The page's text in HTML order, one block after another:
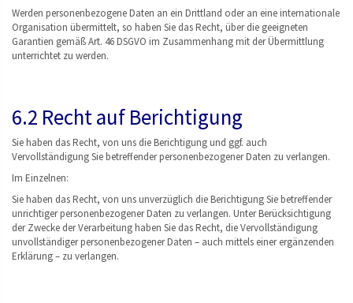
Werden personenbezogene Daten an ein Drittland oder an eine internationale
Organisation übermittelt, so haben Sie das Recht, über die geeigneten
Garantien gemäß Art. 46 DSGVO im Zusammenhang mit der Übermittlung
unterrichtet zu werden.
6.2 Recht auf Berichtigung
Sie haben das Recht, von uns die Berichtigung und ggf. auch
Vervollständigung Sie betreffender personenbezogener Daten zu verlangen.
Im Einzelnen:
Sie haben das Recht, von uns unverzüglich die Berichtigung Sie betreffender
unrichtiger personenbezogener Daten zu verlangen. Unter Berücksichtigung
der Zwecke der Verarbeitung haben Sie das Recht, die Vervollständigung
unvollständiger personenbezogener Daten – auch mittels einer ergänzenden
Erklärung – zu verlangen.